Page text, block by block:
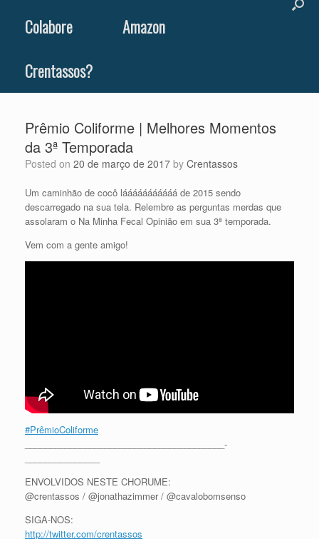
Colabore
Amazon
Crentassos?
Prêmio Coliforme | Melhores Momentos
da 3ª Temporada
Posted on 20 de março de 2017 by Crentassos
Um caminhão de cocô lááááááááááá de 2015 sendo
descarregado na sua tela. Relembre as perguntas merdas que
assolaram o Na Minha Fecal Opinião em sua 3ª temporada.
Vem com a gente amigo!
#PrêmioColiforme
________________________________________­­­­­­­­­­
ENVOLVIDOS NESTE CHORUME:
@crentassos / @jonathazimmer / @cavalobomsenso
SIGA-NOS:
http://twitter.com/crentassos